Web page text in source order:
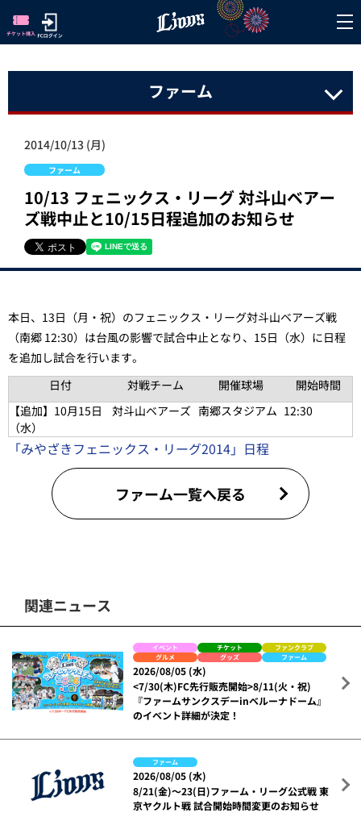
ファーム
2014/10/13 (月)
ファーム
10/13 フェニックス・リーグ 対斗山ベアー
ズ戦中止と10/15日程追加のお知らせ
本日、13日（月・祝）のフェニックス・リーグ対斗山ベアーズ戦
（南郷 12:30）は台風の影響で試合中止となり、15日（水）に日程
を追加し試合を行います。
日付
対戦チーム 開催球場
開始時間
【追加】 10月15日
（水）
対斗山ベアーズ 南郷スタジアム 12:30
「みやざきフェニックス・リーグ2014」日程
ファーム一覧へ戻る
関連ニュース
イベント チケット
ファンクラブ
グルメ
グッズ ファーム
2026/08/05 (水)
<7/30(木)FC先行販売開始>8/11(火・祝)
『ファームサンクスデーinベルーナドーム』
のイベント詳細が決定！
ファーム
2026/08/05 (水)
8/21(金)～23(日)ファーム・リーグ公式戦 東
京ヤクルト戦 試合開始時間変更のお知らせ